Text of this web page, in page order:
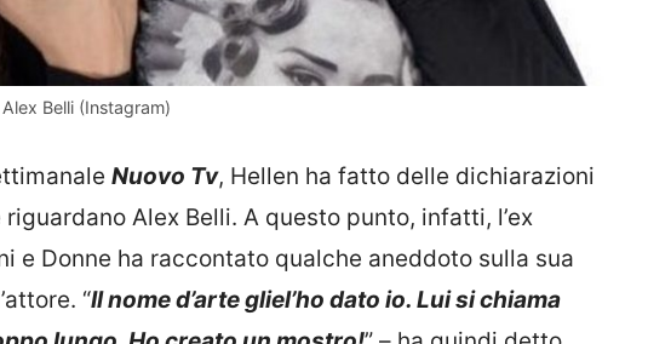
Belli (Instagram)
Nuovo Tv, Hellen ha fatto delle dichiarazioni
Alex Belli. A questo punto, infatti, l’ex
e Donne ha raccontato qualche aneddoto sulla sua
“Il nome d’arte gliel’ho dato io. Lui si chiama